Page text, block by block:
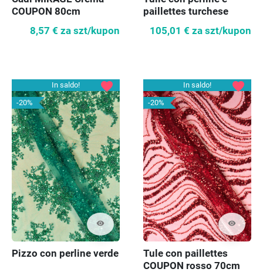
COUPON 80cm
8,57 € za szt/kupon
paillettes turchese
105,01 € za szt/kupon
In saldo!
-20%
visibility
favorite
Pizzo con perline verde
In saldo!
-20%
visibility
favorite
Tule con paillettes
COUPON rosso 70cm